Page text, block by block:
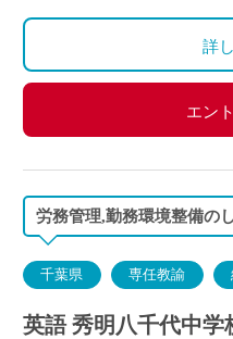
詳
エン
労務管理,勤務環境整備の
千葉県 専任教諭
英語 秀明八千代中学